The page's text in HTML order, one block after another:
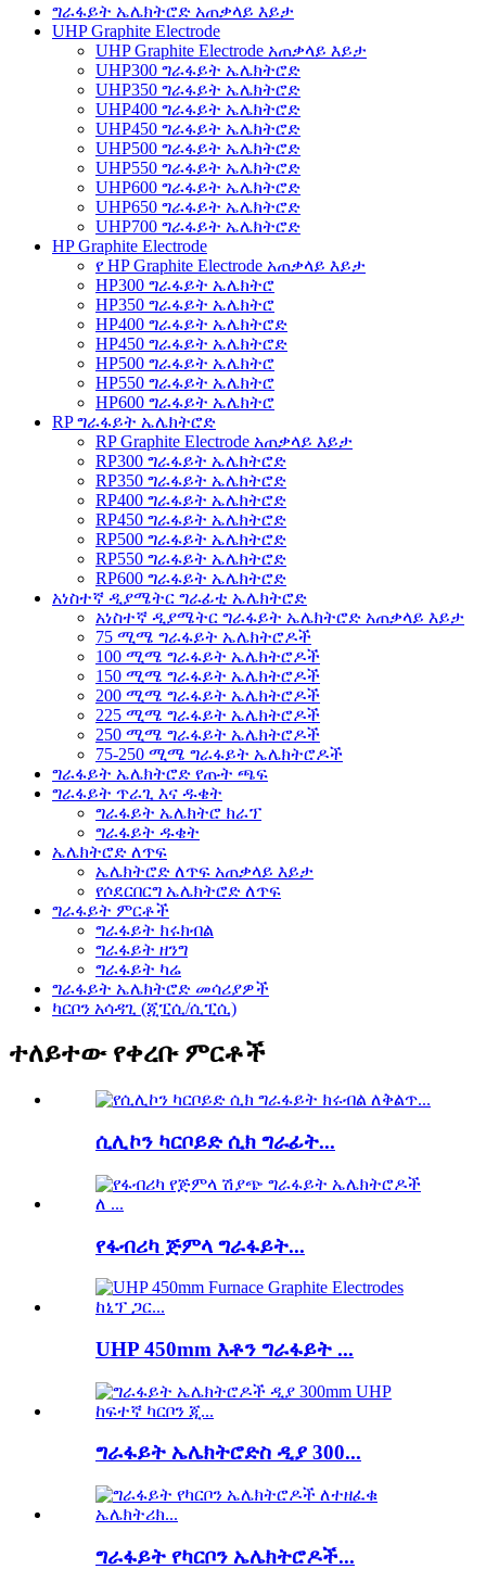
ግራፋይት ኤሌክትሮድ አጠቃላይ እይታ
UHP Graphite Electrode
UHP Graphite Electrode አጠቃላይ እይታ
UHP300 ግራፋይት ኤሌክትሮድ
UHP350 ግራፋይት ኤሌክትሮድ
UHP400 ግራፋይት ኤሌክትሮድ
UHP450 ግራፋይት ኤሌክትሮድ
UHP500 ግራፋይት ኤሌክትሮድ
UHP550 ግራፋይት ኤሌክትሮድ
UHP600 ግራፋይት ኤሌክትሮድ
UHP650 ግራፋይት ኤሌክትሮድ
UHP700 ግራፋይት ኤሌክትሮድ
HP Graphite Electrode
የ HP Graphite Electrode አጠቃላይ እይታ
HP300 ግራፋይት ኤሌክትሮ
HP350 ግራፋይት ኤሌክትሮ
HP400 ግራፋይት ኤሌክትሮድ
HP450 ግራፋይት ኤሌክትሮድ
HP500 ግራፋይት ኤሌክትሮ
HP550 ግራፋይት ኤሌክትሮ
HP600 ግራፋይት ኤሌክትሮ
RP ግራፋይት ኤሌክትሮድ
RP Graphite Electrode አጠቃላይ እይታ
RP300 ግራፋይት ኤሌክትሮድ
RP350 ግራፋይት ኤሌክትሮድ
RP400 ግራፋይት ኤሌክትሮድ
RP450 ግራፋይት ኤሌክትሮድ
RP500 ግራፋይት ኤሌክትሮድ
RP550 ግራፋይት ኤሌክትሮድ
RP600 ግራፋይት ኤሌክትሮድ
አነስተኛ ዲያሜትር ግራፊቲ ኤሌክትሮድ
አነስተኛ ዲያሜትር ግራፋይት ኤሌክትሮድ አጠቃላይ እይታ
75 ሚሜ ግራፋይት ኤሌክትሮዶች
100 ሚሜ ግራፋይት ኤሌክትሮዶች
150 ሚሜ ግራፋይት ኤሌክትሮዶች
200 ሚሜ ግራፋይት ኤሌክትሮዶች
225 ሚሜ ግራፋይት ኤሌክትሮዶች
250 ሚሜ ግራፋይት ኤሌክትሮዶች
75-250 ሚሜ ግራፋይት ኤሌክትሮዶች
ግራፋይት ኤሌክትሮድ የጡት ጫፍ
ግራፋይት ጥራጊ እና ዱቄት
ግራፋይት ኤሌክትሮ ክራፕ
ግራፋይት ዱቄት
ኤሌክትሮድ ለጥፍ
ኤሌክትሮድ ለጥፍ አጠቃላይ እይታ
የሶደርበርግ ኤሌክትሮድ ለጥፍ
ግራፋይት ምርቶች
ግራፋይት ክሩክብል
ግራፋይት ዘንግ
ግራፋይት ካሬ
ግራፋይት ኤሌክትሮድ መሳሪያዎች
ካርቦን አሳዳጊ (ጂፒሲ/ሲፒሲ)
ተለይተው የቀረቡ ምርቶች
ሲሊኮን ካርቦይድ ሲክ ግራፊት...
የፋብሪካ ጅምላ ግራፋይት...
UHP 450mm እቶን ግራፋይት ...
ግራፋይት ኤሌክትሮድስ ዲያ 300...
ግራፋይት የካርቦን ኤሌክትሮዶች...